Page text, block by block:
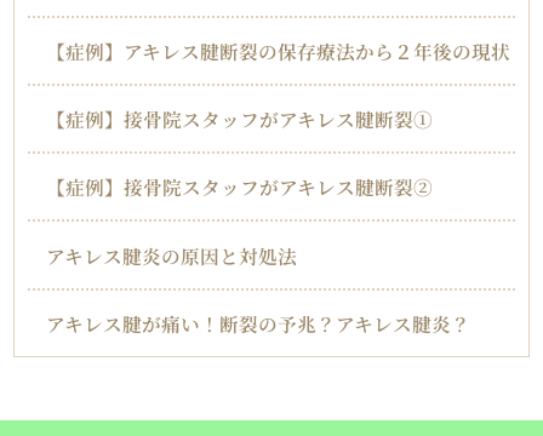
【症例】アキレス腱断裂の保存療法から２年後の現状
【症例】接骨院スタッフがアキレス腱断裂①
【症例】接骨院スタッフがアキレス腱断裂②
アキレス腱炎の原因と対処法
アキレス腱が痛い！断裂の予兆？アキレス腱炎？